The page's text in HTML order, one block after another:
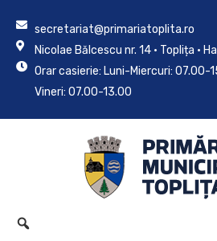
secretariat@primariatoplita.ro
Nicolae Bălcescu nr. 14 • Toplița •
Orar casierie: Luni-Miercuri: 07.00-
Vineri: 07.00-13.00